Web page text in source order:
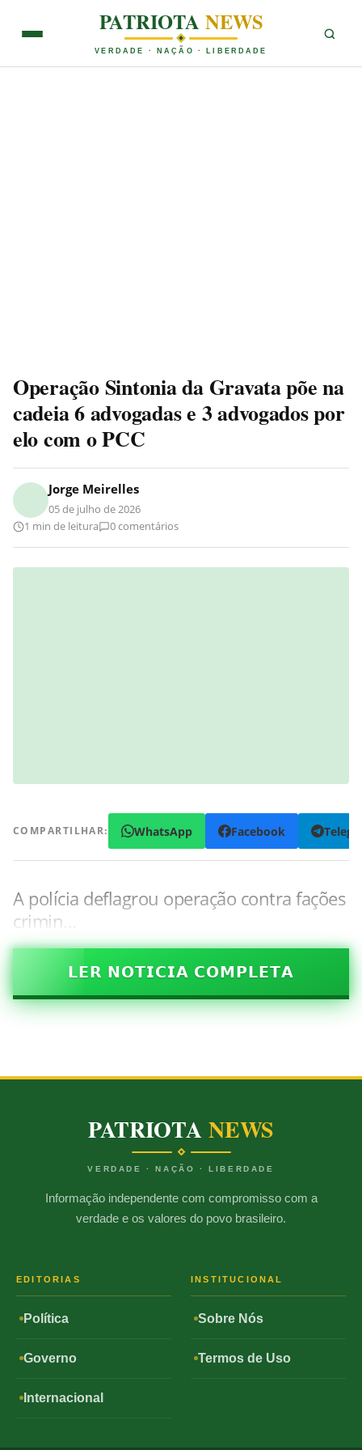
PATRIOTANEWS
VERDADE · NAÇÃO · LIBERDADE
Operação Sintonia da Gravata põe na
cadeia 6 advogadas e 3 advogados por
elo com o PCC
Jorge Meirelles
05 de julho de 2026
1 min de leitura
0 comentários
COMPARTILHAR: WhatsApp Facebook
A polícia deflagrou operação contra fações
crimin…
𝗟𝗘𝗥 𝗡𝗢𝗧𝗜𝗖𝗜𝗔 𝗖𝗢𝗠𝗣𝗟𝗘𝗧𝗔
PATRIOTANEWS
VERDADE · NAÇÃO · LIBERDADE
Informação independente com compromisso com a
verdade e os valores do povo brasileiro.
EDITORIAS
Política
Governo
Internacional
INSTITUCIONAL
Sobre Nós
Termos de Uso